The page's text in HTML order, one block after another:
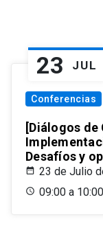
23 JUL
Conferencias
[Diálogos
Desafíos y
23 de Julio
09:00 a 10:00